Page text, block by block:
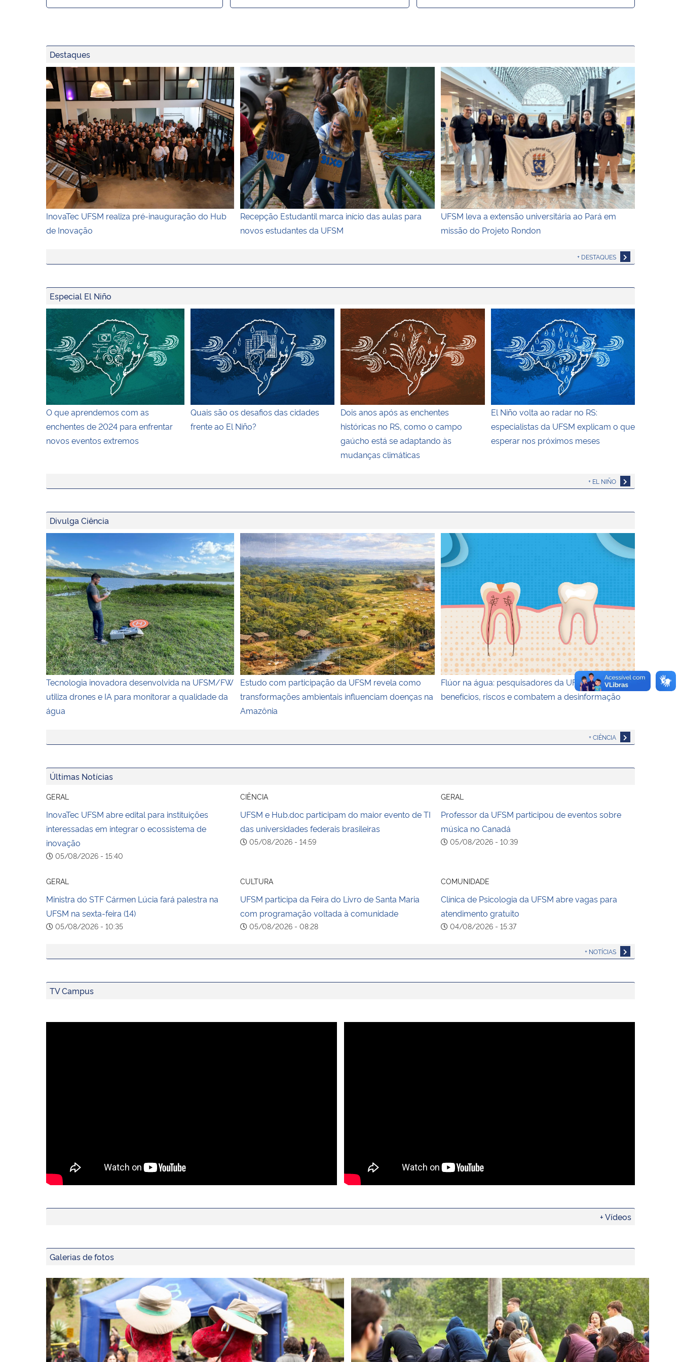
Destaques
InovaTec UFSM realiza pré-inauguração do Hub de Inovação
InovaTec UFSM realiza pré-inauguração do Hub
de Inovação
Fotografia colorida na horizontal de uma atividade de integração entre calouros da UFSM. Em primeiro plano, um
Recepção Estudantil marca início das aulas para
novos estudantes da UFSM
Fotografia colorida na horizontal da equipe da UFSM na
UFSM leva a extensão universitária ao Pará em
missão do Projeto Rondon
+ DESTAQUES
Especial El Niño
Ilustração colorida na horizontal que exibe um desenho digital sobre fundo em tons de verde-azulado. No centro, o contorno do mapa do Rio Grande do Sul é
O que aprendemos com as
enchentes de 2024 para enfrentar
novos eventos extremos
Quais são os desafios das cidades frente ao El Niño?
Quais são os desafios das cidades
frente ao El Niño?
Ilustração colorida com fundo vermelho escuro e traços brancos formando o mapa do
Dois anos após as enchentes
históricas no RS, como o campo
gaúcho está se adaptando às
mudanças climáticas
El Niño volta ao radar no RS: especialistas da
El Niño volta ao radar no RS:
especialistas da UFSM explicam o que
esperar nos próximos meses
+ EL NIÑO
Divulga Ciência
Tecnologia inovadora desenvolvida na UFSM/FW utiliza drones e IA para monitorar a qualidade da água
Tecnologia inovadora desenvolvida na UFSM/FW
utiliza drones e IA para monitorar a qualidade da
água
Estudo com participação da UFSM revela como transformações ambientais influenciam doenças na Amazônia
Estudo com participação da UFSM revela como
transformações ambientais influenciam doenças na
Amazônia
Flúor na água: pesquisadores da UFSM explicam benefícios,
Flúor na água: pesquisadores da UFSM explicam
benefícios, riscos e combatem a desinformação
+ CIÊNCIA
Últimas Notícias
GERAL
InovaTec UFSM abre edital para instituições
interessadas em integrar o ecossistema de
inovação
05/08/2026 - 15:40
CIÊNCIA
UFSM e Hub.doc participam do maior evento de TI
das universidades federais brasileiras
05/08/2026 - 14:59
GERAL
Professor da UFSM participou de eventos sobre
música no Canadá
05/08/2026 - 10:39
GERAL
Ministra do STF Cármen Lúcia fará palestra na
UFSM na sexta-feira (14)
05/08/2026 - 10:35
CULTURA
UFSM participa da Feira do Livro de Santa Maria
com programação voltada à comunidade
05/08/2026 - 08:28
COMUNIDADE
Clínica de Psicologia da UFSM abre vagas para
atendimento gratuito
04/08/2026 - 15:37
+ NOTÍCIAS
TV Campus
+ Vídeos
Galerias de fotos